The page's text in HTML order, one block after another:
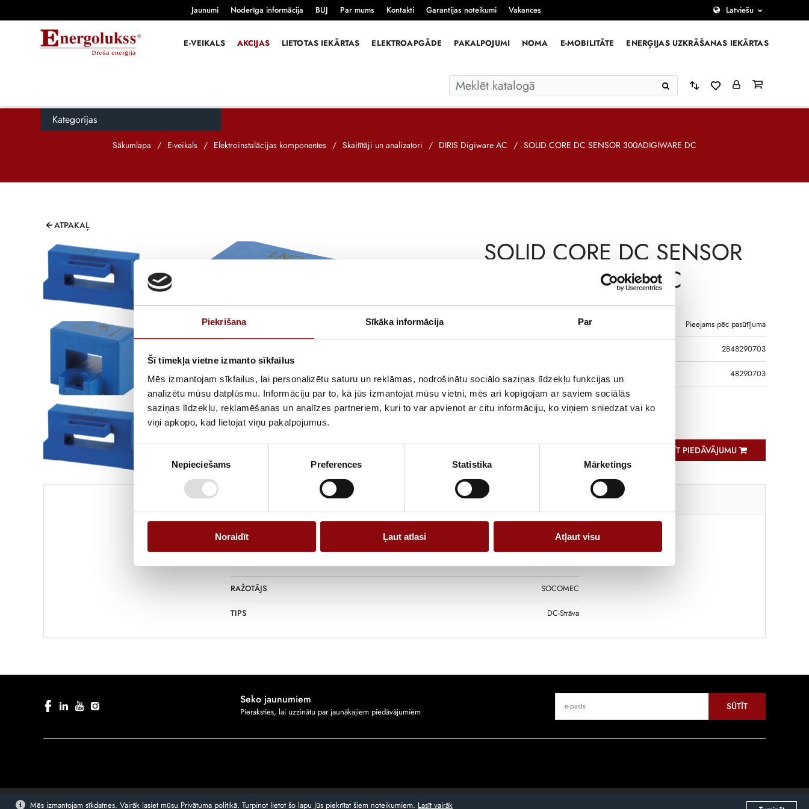
Piekrišana Sīkāka informācija Par
Šī tīmekļa vietne izmanto sīkfailus
Mēs izmantojam sīkfailus, lai personalizētu saturu un reklāmas, nodrošinātu sociālo saziņas līdzekļu funkcijas un
analizētu mūsu datplūsmu. Informāciju par to, kā jūs izmantojat mūsu vietni, mēs arī kopīgojam ar saviem sociālās
saziņas līdzekļu, reklamēšanas un analīzes partneriem, kuri to var apvienot ar citu informāciju, ko viņiem sniedzat vai ko
viņi apkopo, kad lietojat viņu pakalpojumus.
Piekrišanas
Nepieciešams Preferences Statistika Mārketings
Noraidīt Ļaut atlasi Atļaut visu
Mēs izmantojam sīkdatnes. Vairāk lasiet mūsu Privātuma politikā. Turpinot lietot šo lapu Jūs piekrītat šiem noteikumiem. Lasīt vairāk
Jaunumi Noderīga informācija BUJ Par mums Kontakti Garantijas noteikumi Vakances Latviešu
E-VEIKALS AKCIJAS LIETOTAS IEKĀRTAS ELEKTROAPGĀDE PAKALPOJUMI NOMA E-MOBILITĀTE ENERĢIJAS UZKRĀŠANAS IEKĀRTAS
Kategorijas
Sākumlapa / E-veikals / Elektroinstalācijas komponentes / Skaitītāji un analizatori / DIRIS Digiware AC / SOLID CORE DC SENSOR 300ADIGIWARE DC
ATPAKAĻ
SOLID CORE DC SENSOR
300ADIGIWARE DC
Pieejams pēc pasūtījuma
2848290703
RAŽOTĀJA KODS 48290703
APRAKSTS
PIEPRASĪT PIEDĀVĀJUMU
Informācija Katalogi
SVARS 0.08 kg
IZMĒRI 100x100x40 cm
RAŽOTĀJS SOCOMEC
TIPS DC-Strāva
Seko jaunumiem
Pieraksties, lai uzzinātu par jaunākajiem piedāvājumiem SŪTĪT
© 2026 Energolukss. Visas tiesības aizsargātas. Mājaslapas izstrāde